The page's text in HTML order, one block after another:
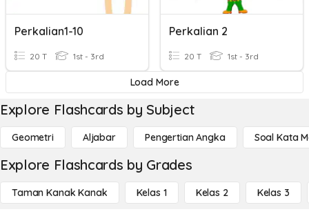
Perkalian1-10
20 T 1st - 3rd
Perkalian 2
20 T 1st - 3rd
Load More
Explore Flashcards by Subject
Geometri Aljabar Pengertian Angka Soal Kata
Explore Flashcards by Grades
Taman Kanak Kanak Kelas 1 Kelas 2 Kelas 3